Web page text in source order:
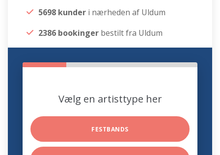
5698 kunder i nærheden af Uldum
2386 bookinger bestilt fra Uldum
Vælg en artisttype her
FESTBANDS